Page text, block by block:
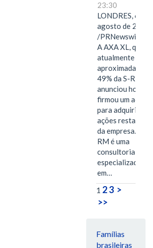
23:30
LONDRES, 6 de
agosto de 2026
/PRNewswire/ --
A AXA XL, que
atualmente
49% da S-RM,
anunciou hoje
firmou um
para adquirir as
ações restantes
da empresa. A S-
RM é uma
consultoria
especializada
em…
1 23 >
>>
Famílias
brasileiras